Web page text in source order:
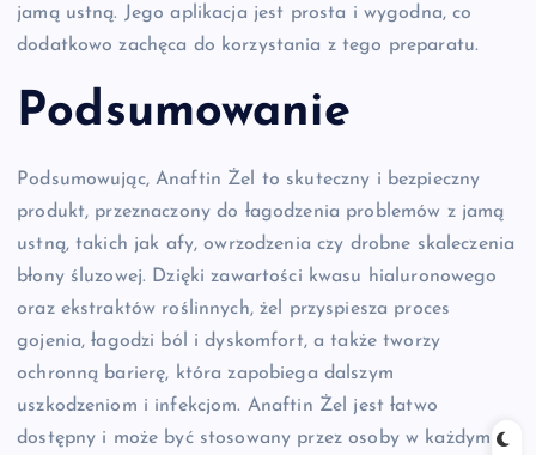
jamą ustną. Jego aplikacja jest prosta i wygodna, co
dodatkowo zachęca do korzystania z tego preparatu.
Podsumowanie
Podsumowując, Anaftin Żel to skuteczny i bezpieczny
produkt, przeznaczony do łagodzenia problemów z jamą
ustną, takich jak afy, owrzodzenia czy drobne skaleczenia
błony śluzowej. Dzięki zawartości kwasu hialuronowego
oraz ekstraktów roślinnych, żel przyspiesza proces
gojenia, łagodzi ból i dyskomfort, a także tworzy
ochronną barierę, która zapobiega dalszym
uszkodzeniom i infekcjom. Anaftin Żel jest łatwo
dostępny i może być stosowany przez osoby w każdym